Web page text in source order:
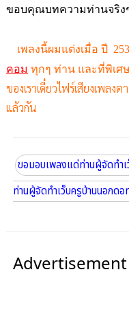
ขอบคุณบทความท่านจริง
เพลงนี้ผมแต่งเมื่อ ปี
คอม ทุกๆ ท่าน และที่พิเศ
ของเราเดี๋ยวไฟร์เสียงเพล
แล้วกัน
ขอมอบเพลงแด่ท่านผู้จัดทำ
ท่านผู้จัดทำเว็บครูบ้านนอกด
Advertisement